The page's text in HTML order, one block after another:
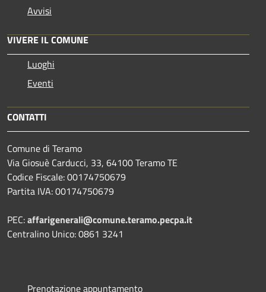
Avvisi
VIVERE IL COMUNE
Luoghi
Eventi
CONTATTI
Comune di Teramo
Via Giosuè Carducci, 33, 64100 Teramo TE
Codice Fiscale: 00174750679
Partita IVA: 00174750679
PEC:affarigenerali@comune.teramo.pecpa.it
Centralino Unico: 0861 3241
Prenotazione appuntamento